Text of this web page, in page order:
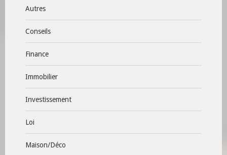
Autres
Conseils
Finance
Immobilier
Investissement
Loi
Maison/Déco